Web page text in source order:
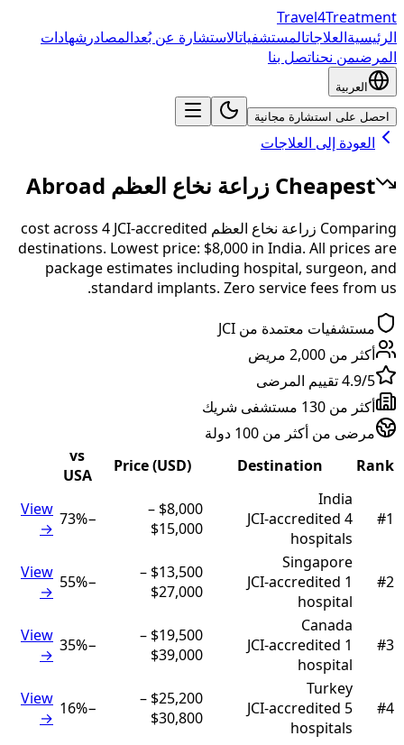
Travel4Treatment
الرئيسيةالعلاجاتالمستشفياتالاستشارة عن بُعدالمصادر شهادات
المرضىمن نحناتصل بنا
العربية
احصل على استشارة مجانية
العودة إلى العلاجات
Cheapest زراعة نخاع العظم
Comparing زراعة نخاع العظم 4 JCI-accredited
destinations. Lowest price: $8,000 in India. All prices are
package estimates including hospital, surgeon, and
standard implants. Zero service fees from us.
مستشفيات معتمدة من JCI
أكثر من 2,000 مريض
4.9/5 تقييم المرضى
أكثر من 130 مستشفى شريك
مرضى من أكثر من 100 دولة
Rank
Destination
Price (USD)
vs
USA
#1
India
4
JCI-accredited
hospitals
$8,000
–
$15,000
−
73%
View
→
#2
Singapore
1
JCI-accredited
hospital
$13,500
–
$27,000
−
55%
View
→
#3
Canada
1
JCI-accredited
hospital
$19,500
–
$39,000
−
35%
View
→
#4
Turkey
5
JCI-accredited
hospitals
$25,200
–
$30,800
−
16%
View
→